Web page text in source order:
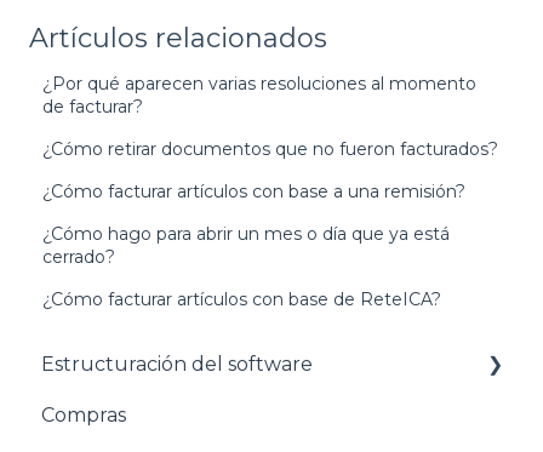
Artículos relacionados
¿Por qué aparecen varias resoluciones al momento
de facturar?
¿Cómo retirar documentos que no fueron facturados?
¿Cómo facturar artículos con base a una remisión?
¿Cómo hago para abrir un mes o día que ya está
cerrado?
¿Cómo facturar artículos con base de ReteICA?
Estructuración del software
Pasos para configurar tu empresa
Compras